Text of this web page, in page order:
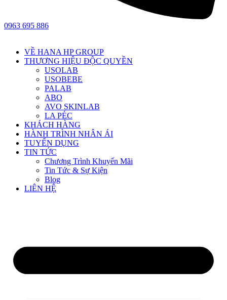
0963 695 886
VỀ HANA HP GROUP
THƯƠNG HIỆU ĐỘC QUYỀN
USOLAB
USOBEBE
PALAB
ABO
AVO SKINLAB
LA PÉC
KHÁCH HÀNG
HÀNH TRÌNH NHÂN ÁI
TUYỂN DỤNG
TIN TỨC
Chương Trình Khuyến Mãi
Tin Tức & Sự Kiện
Blog
LIÊN HỆ